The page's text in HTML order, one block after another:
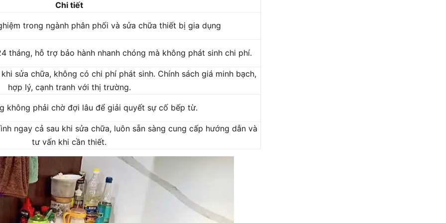
Chi tiết
trong ngành phân phối và sửa chữa thiết bị gia dụng
tháng, hỗ trợ bảo hành nhanh chóng mà không phát sinh chi phí.
sửa chữa, không có chi phí phát sinh. Chính sách giá minh bạch,
hợp lý, cạnh tranh với thị trường.
không phải chờ đợi lâu để giải quyết sự cố bếp từ.
ngay cả sau khi sửa chữa, luôn sẵn sàng cung cấp hướng dẫn và
tư vấn khi cần thiết.